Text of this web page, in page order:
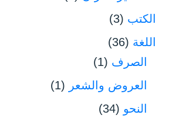
الكتب (3)
اللغة (36)
الصرف (1)
العروض والشعر (1)
النحو (34)